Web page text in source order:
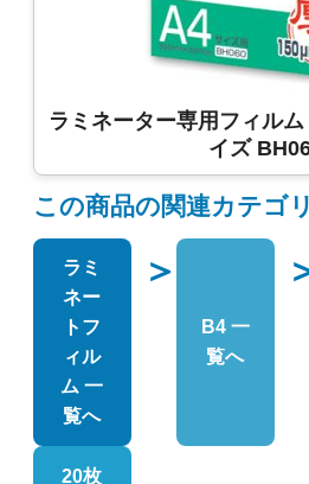
ラミネーター専用フィル
イズ
この商品の関連カテゴ
ラミ
ネー
トフ
ィル
ム 一
覧へ
＞
B4 一
覧へ
20枚